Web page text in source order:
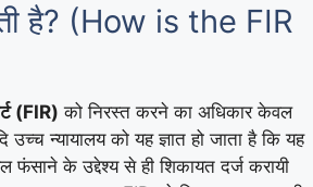
है? (How is the FIR
(FIR) को निरस्त करने का अधिकार केवल
उच्च न्यायालय को यह ज्ञात हो जाता है कि यह
फंसाने के उद्देश्य से ही शिकायत दर्ज करायी